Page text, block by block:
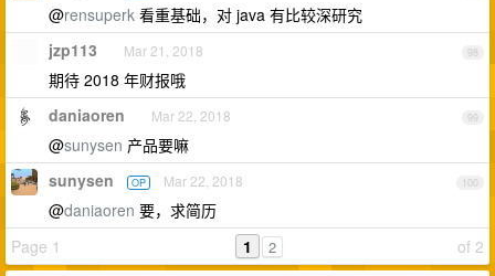
@rensuperk 看重基础，对 java 有比较深研究
98
jzp113 Mar 21, 2018
期待 2018 年财报哦
99
daniaoren Mar 22, 2018
@sunysen 产品要嘛
100
sunysen OP Mar 22, 2018
@daniaoren 要，求简历
Page 1
of 2
1 2